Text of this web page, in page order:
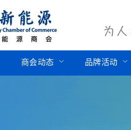
商会动态 品牌活动